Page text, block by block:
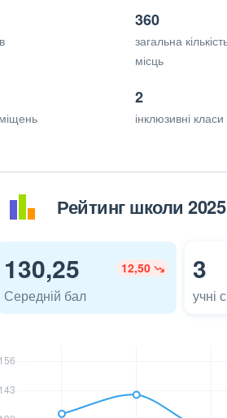
360
загальна
місць
2
інклюзивні класи
Рейтинг школи 2025
130,25 12,50
Середній бал
3
учні